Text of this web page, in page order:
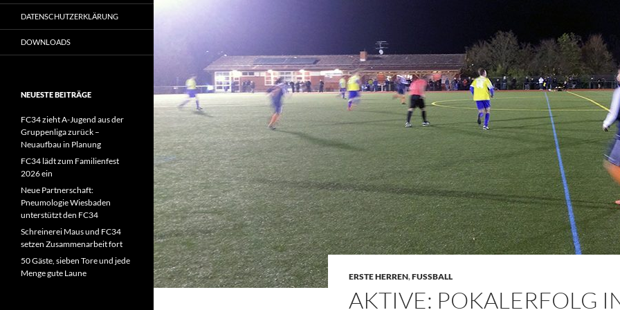
ERSTE HERREN,FUSSBALL
AKTIVE: POKALERFOLG
DATENSCHUTZERKLÄRUNG
DOWNLOADS
NEUESTE BEITRÄGE
FC34 zieht A-Jugend aus der
Gruppenliga zurück –
Neuaufbau in Planung
FC34 lädt zum Familienfest
2026 ein
Neue Partnerschaft:
Pneumologie Wiesbaden
unterstützt den FC34
Schreinerei Maus und FC34
setzen Zusammenarbeit fort
50 Gäste, sieben Tore und jede
Menge gute Laune